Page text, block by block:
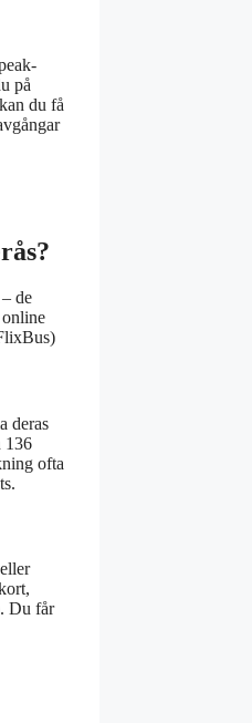
på
du få
de
deras
136
ofta
Du får